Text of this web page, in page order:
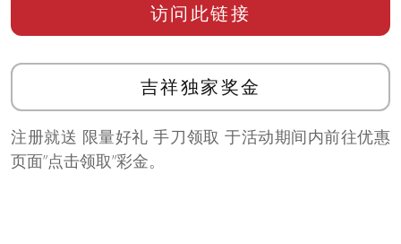
访问此链接
吉祥独家奖金
注册就送 限量好礼 手刀领取 于活动期间内前往优惠
页面”点击领取”彩金。